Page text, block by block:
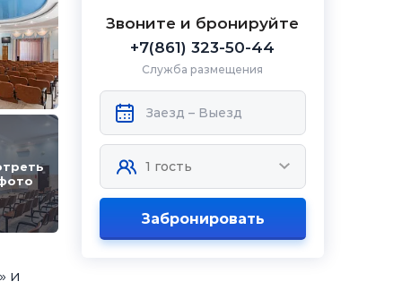
Звоните и бронируйте
+7(861) 323-50-44
Служба размещения
Забронировать
и